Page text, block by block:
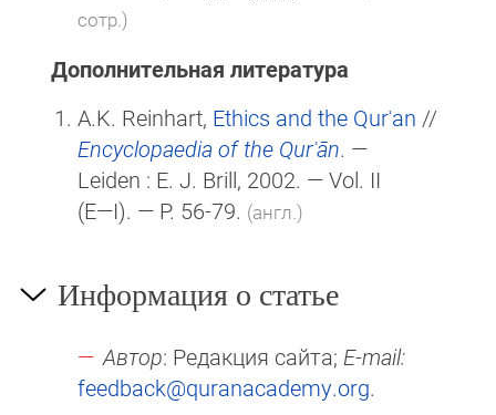
сотр.)
Дополнительная литература
A.K. Reinhart, Ethics and the Qurʾan //
Encyclopaedia of the Qurʾān. —
Leiden : E. J. Brill, 2002. — Vol. II
(E—I). — P. 56-79. (англ.)
Информация о статье
Автор: Редакция сайта; E-mail:
feedback@quranacademy.org.